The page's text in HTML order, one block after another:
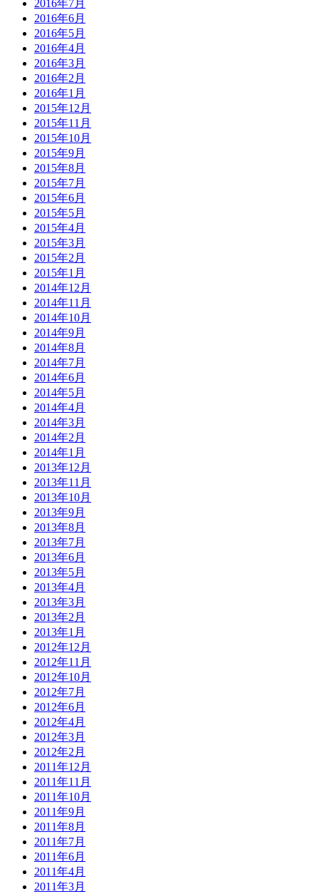
2016年7月
2016年6月
2016年5月
2016年4月
2016年3月
2016年2月
2016年1月
2015年12月
2015年11月
2015年10月
2015年9月
2015年8月
2015年7月
2015年6月
2015年5月
2015年4月
2015年3月
2015年2月
2015年1月
2014年12月
2014年11月
2014年10月
2014年9月
2014年8月
2014年7月
2014年6月
2014年5月
2014年4月
2014年3月
2014年2月
2014年1月
2013年12月
2013年11月
2013年10月
2013年9月
2013年8月
2013年7月
2013年6月
2013年5月
2013年4月
2013年3月
2013年2月
2013年1月
2012年12月
2012年11月
2012年10月
2012年7月
2012年6月
2012年4月
2012年3月
2012年2月
2011年12月
2011年11月
2011年10月
2011年9月
2011年8月
2011年7月
2011年6月
2011年4月
2011年3月